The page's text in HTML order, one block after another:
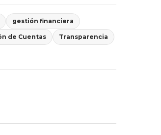
gestión financiera
de Cuentas Transparencia